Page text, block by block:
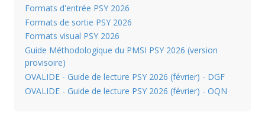
Formats d'entrée PSY 2026
Formats de sortie PSY 2026
Formats visual PSY 2026
Guide Méthodologique du PMSI PSY 2026 (version
provisoire)
OVALIDE - Guide de lecture PSY 2026 (février) - DGF
OVALIDE - Guide de lecture PSY 2026 (février) - OQN